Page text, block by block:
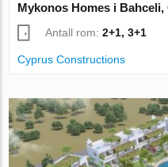
Mykonos Homes i Bahceli,
Antall rom:2+1, 3+1
Cyprus Constructions